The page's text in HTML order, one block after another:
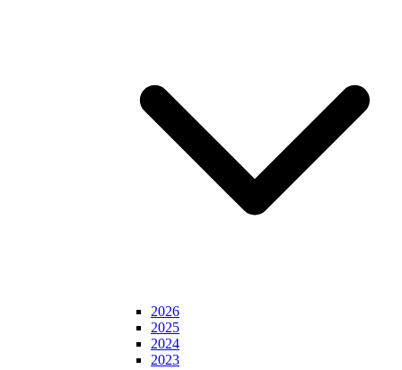
2026
2025
2024
2023